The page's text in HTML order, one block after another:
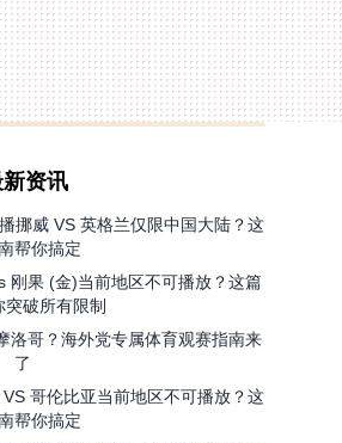
资讯
挪威 VS 英格兰仅限中国大陆？这
帮你搞定
刚果 (金)当前地区不可播放？这篇
突破所有限制
洛哥？海外党专属体育观赛指南来
了
哥伦比亚当前地区不可播放？这
帮你搞定